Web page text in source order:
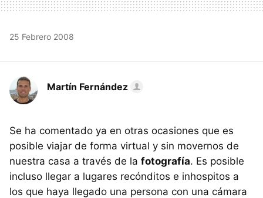
25 Febrero 2008
Martín Fernández
Se ha comentado ya en otras ocasiones que es
posible viajar de forma virtual y sin movernos de
nuestra casa a través de la fotografía. Es posible
incluso llegar a lugares recónditos e inhospitos a
los que haya llegado una persona con una cámara